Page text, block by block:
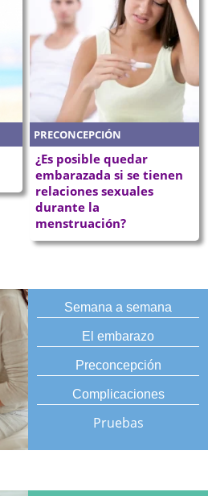
PRECONCEPCIÓN
¿Es posible quedar
embarazada si se tienen
relaciones sexuales
durante la
menstruación?
Semana a semana
El embarazo
Preconcepción
Complicaciones
Pruebas